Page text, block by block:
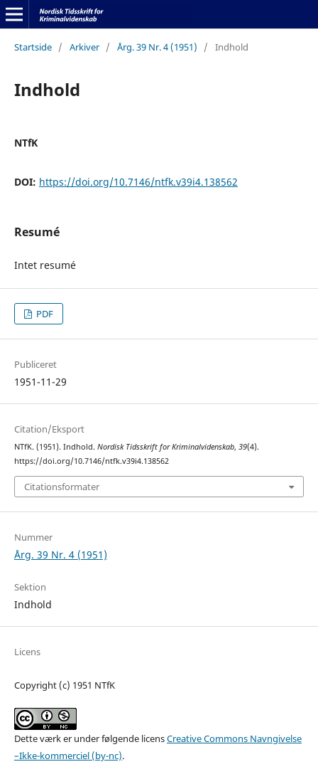
Startside / Arkiver / Årg. 39 Nr. 4 (1951) / Indhold
Indhold
NTfK
DOI: https://doi.org/10.7146/ntfk.v39i4.138562
Resumé
Intet resumé
PDF
Publiceret
1951-11-29
Citation/Eksport
NTfK. (1951). Indhold. Nordisk Tidsskrift for Kriminalvidenskab, 39(4).
https://doi.org/10.7146/ntfk.v39i4.138562
Citationsformater
Nummer
Årg. 39 Nr. 4 (1951)
Sektion
Indhold
Licens
Copyright (c) 1951 NTfK
Dette værk er under følgende licensCreative Commons Navngivelse
–Ikke-kommerciel (by-nc).